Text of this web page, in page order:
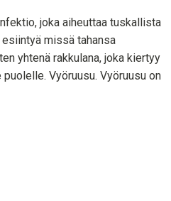
joka aiheuttaa tuskallista
missä tahansa
yhtenä rakkulana, joka kiertyy
Vyöruusu. Vyöruusu on